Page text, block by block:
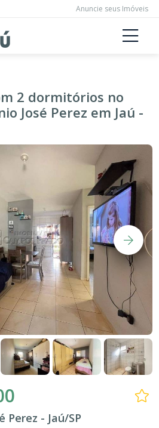
Anuncie seus Imóveis
2 dormitórios no
José Perez em Jaú -
Perez - Jaú/SP